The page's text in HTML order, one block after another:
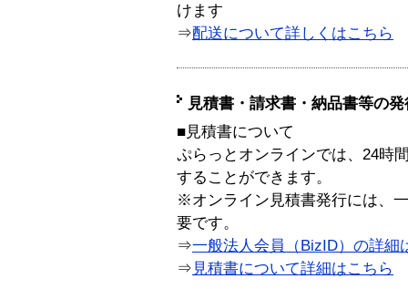
けます
⇒配送について詳しくはこちら
見積書・請求書・納品書等の
■見積書について
ぷらっとオンラインでは、24時
することができます。
※オンライン見積書発行には、
要です。
⇒一般法人会員（BizID）の詳細
⇒ 見積書について詳細はこちら